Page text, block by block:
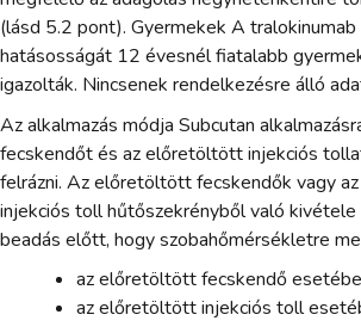
(lásd 5.2 pont). Gyermekek A
hatásosságát 12 évesnél fiatalabb
igazolták. Nincsenek rendelkezésre álló
Az alkalmazás módja Subcutan
fecskendőt és az előretöltött injekciós
felrázni. Az előretöltött fecskendők vagy
injekciós toll hűtőszekrényből való kivétele
beadás előtt, hogy szobahőmérsékletre
az előretöltött fecskendő
az előretöltött injekciós toll